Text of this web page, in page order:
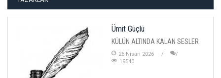
Ümit Güçlü
KÜLÜN ALTINDA KALAN SESLER
26 Nisan 2026
19540